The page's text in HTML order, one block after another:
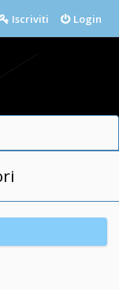
Login
Iscriviti